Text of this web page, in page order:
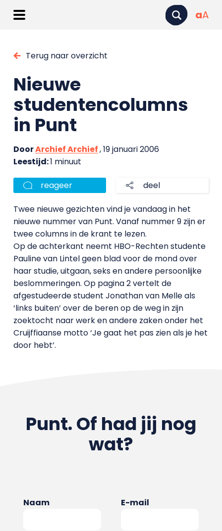
aA
Terug naar overzicht
Nieuwe
studentencolumns
in Punt
DoorArchief Archief, 19 januari 2006
Leestijd:1 minuut
reageer deel
Twee nieuwe gezichten vind je vandaag in het
nieuwe nummer van Punt. Vanaf nummer 9 zijn er
twee columns in de krant te lezen.
Op de achterkant neemt HBO-Rechten studente
Pauline van Lintel geen blad voor de mond over
haar studie, uitgaan, seks en andere persoonlijke
beslommeringen. Op pagina 2 vertelt de
afgestudeerde student Jonathan van Melle als
‘links buiten’ over de beren op de weg in zijn
zoektocht naar werk en andere zaken onder het
Cruijffiaanse motto ‘Je gaat het pas zien als je het
door hebt’.
Punt. Of had jij nog
wat?
Naam E-mail